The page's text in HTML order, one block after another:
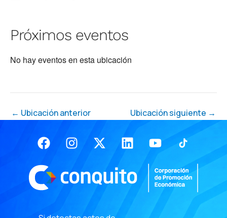
Próximos eventos
No hay eventos en esta ubicación
← Ubicación anterior Ubicación siguiente →
FacebookInstagram
X-
twitter
LinkedinYoutube